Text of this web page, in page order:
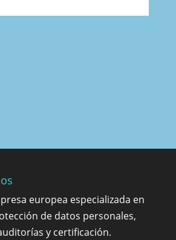
europea especializada en
de datos personales,
y certificación.